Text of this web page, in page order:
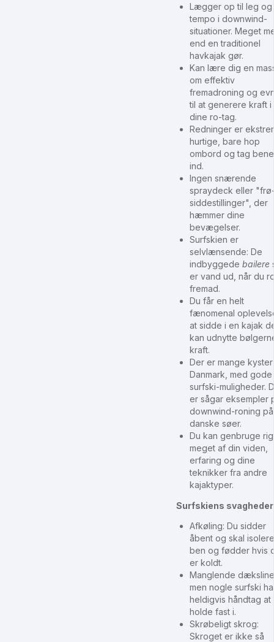
Lægger op til leg og
tempo i downwind-
situationer. Meget
end en traditionel
havkajak gør.
Kan lære dig en
om effektiv
fremadroning og
til at generere kraft i
dine ro-tag.
Redninger er
hurtige, bare hop
ombord og tag
ind.
Ingen snærende
spraydeck eller
siddestillinger", der
hæmmer dine
bevægelser.
Surfskien er
selvlænsende: De
indbyggede bailere
er vand ud, når du
fremad.
Du får en helt
fænomenal
at sidde i en kajak
kan udnytte
kraft.
Der er mange kyster
Danmark, med gode
surfski-muligheder.
er sågar eksempler
downwind-roning på
danske søer.
Du kan genbruge
meget af din viden,
erfaring og dine
teknikker fra andre
kajaktyper.
Surfskiens
Afkøling: Du sidder
åbent og skal isolere
ben og fødder hvis
er koldt.
Manglende
men nogle surfski
heldigvis håndtag at
holde fast i.
Skrøbeligt skrog:
Skroget er ikke så